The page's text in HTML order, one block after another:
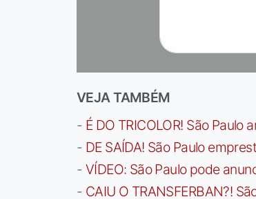
VEJA TAMBÉM
- É DO TRICOLOR! São
- DE SAÍDA! São Paulo
- VÍDEO: São Paulo pode
- CAIU O TRANSFERBAN?!